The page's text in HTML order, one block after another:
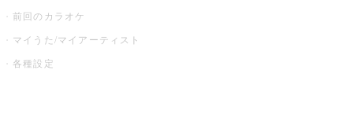
前回のカラオケ
マイうた/マイアーティスト
各種設定